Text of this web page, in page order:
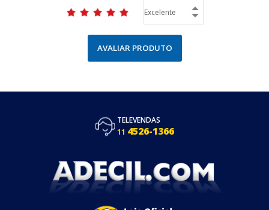
AVALIAR PRODUTO
TELEVENDAS
11 4526-1366